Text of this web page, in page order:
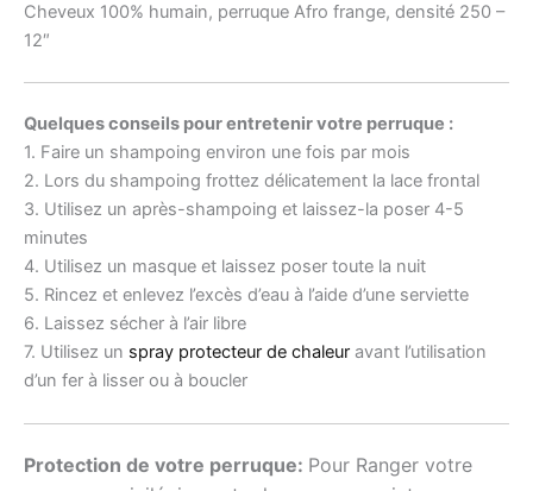
Cheveux 100% humain, perruque Afro frange, densité 250 –
12″
Quelques conseils pour entretenir votre perruque :
1. Faire un shampoing environ une fois par mois
2. Lors du shampoing frottez délicatement la lace frontal
3. Utilisez un après-shampoing et laissez-la poser 4-5
minutes
4. Utilisez un masque et laissez poser toute la nuit
5. Rincez et enlevez l’excès d’eau à l’aide d’une serviette
6. Laissez sécher à l’air libre
7. Utilisez un spray protecteur de chaleur avant l’utilisation
d’un fer à lisser ou à boucler
Protection de votre perruque: Pour Ranger votre